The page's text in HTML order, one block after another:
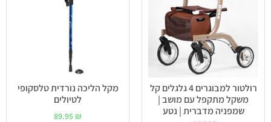
רולטור למבוגרים 4 גלגלים קל
משקל מתקפל עם מושב |
שמפניה מדברית | נטע
מקל הליכה נורדית טלסקופי
לטיולים
89.95 ₪